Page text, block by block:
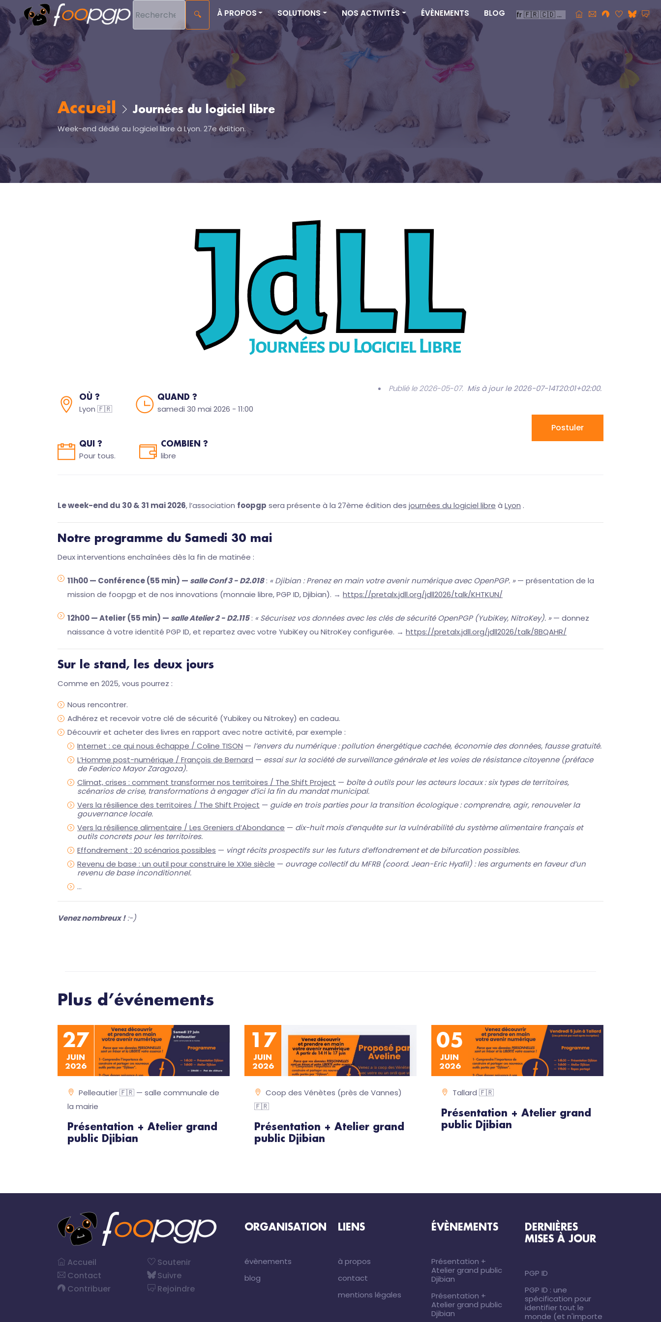
🔍 À PROPOS SOLUTIONS NOS ACTIVITÉS ÉVÈNEMENTS BLOG
Accueil Journées du logiciel libre
Week-end dédié au logiciel libre à Lyon. 27e édition.
Publié le 2026-05-07. Mis à jour le 2026-07-14T20:01+02:00.
OÙ ?
Lyon 🇫🇷
QUAND ?
samedi 30 mai 2026 - 11:00
QUI ?
Pour tous.
COMBIEN ?
libre
Postuler
Le week-end du 30 & 31 mai 2026, l’association foopgp sera présente à la 27ème édition des journées du logiciel libre à Lyon .
Notre programme du Samedi 30 mai
Deux interventions enchaînées dès la fin de matinée :
11h00 — Conférence (55 min) — salle Conf 3 - D2.018: « Djibian : Prenez en main votre avenir numérique avec OpenPGP. »— présentation de la
mission de foopgp et de nos innovations (monnaie libre, PGP ID, Djibian). → https://pretalx.jdll.org/jdll2026/talk/KHTKUN/
12h00 — Atelier (55 min) — salle Atelier 2 - D2.115: « Sécurisez vos données avec les clés de sécurité OpenPGP (YubiKey, NitroKey). »— donnez
naissance à votre identité PGP ID, et repartez avec votre YubiKey ou NitroKey configurée. → https://pretalx.jdll.org/jdll2026/talk/8BQAHR/
Sur le stand, les deux jours
Comme en 2025, vous pourrez :
Nous rencontrer.
Adhérez et recevoir votre clé de sécurité (Yubikey ou Nitrokey) en cadeau.
Découvrir et acheter des livres en rapport avec notre activité, par exemple :
Internet : ce qui nous échappe / Coline TISON — l’envers du numérique : pollution énergétique cachée, économie des données, fausse gratuité.
L’Homme post-numérique / François de Bernard — essai sur la société de surveillance générale et les voies de résistance citoyenne (préface
de Federico Mayor Zaragoza).
Climat, crises : comment transformer nos territoires / The Shift Project — boîte à outils pour les acteurs locaux : six types de territoires,
scénarios de crise, transformations à engager d’ici la fin du mandat municipal.
Vers la résilience des territoires / The Shift Project — guide en trois parties pour la transition écologique : comprendre, agir, renouveler la
gouvernance locale.
Vers la résilience alimentaire / Les Greniers d’Abondance — dix-huit mois d’enquête sur la vulnérabilité du système alimentaire français et
outils concrets pour les territoires.
Effondrement : 20 scénarios possibles — vingt récits prospectifs sur les futurs d’effondrement et de bifurcation possibles.
Revenu de base : un outil pour construire le XXIe siècle — ouvrage collectif du MFRB (coord. Jean-Eric Hyafil) : les arguments en faveur d’un
revenu de base inconditionnel.
…
Venez nombreux ! :-)
Plus d’événements
27
JUIN
2026
Pelleautier 🇫🇷 — salle communale de
la mairie
Présentation + Atelier grand
public Djibian
17
JUIN
2026
Coop des Vénètes (près de Vannes)
🇫🇷
Présentation + Atelier grand
public Djibian
05
JUIN
2026
Tallard 🇫🇷
Présentation + Atelier grand
public Djibian
Accueil
Contact
Contribuer
Soutenir
Suivre
Rejoindre
ORGANISATION
évènements
blog
LIENS
à propos
contact
mentions légales
ÉVÈNEMENTS
Présentation +
Atelier grand public
Djibian
Présentation +
Atelier grand public
Djibian
DERNIÈRES
MISES À JOUR
PGP ID
PGP ID : une
spécification pour
identifier tout le
monde (et n'importe